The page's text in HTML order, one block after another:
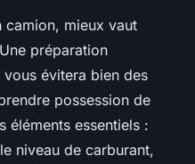
camion, mieux vaut
préparation
évitera bien des
possession de
éléments essentiels :
niveau de carburant,